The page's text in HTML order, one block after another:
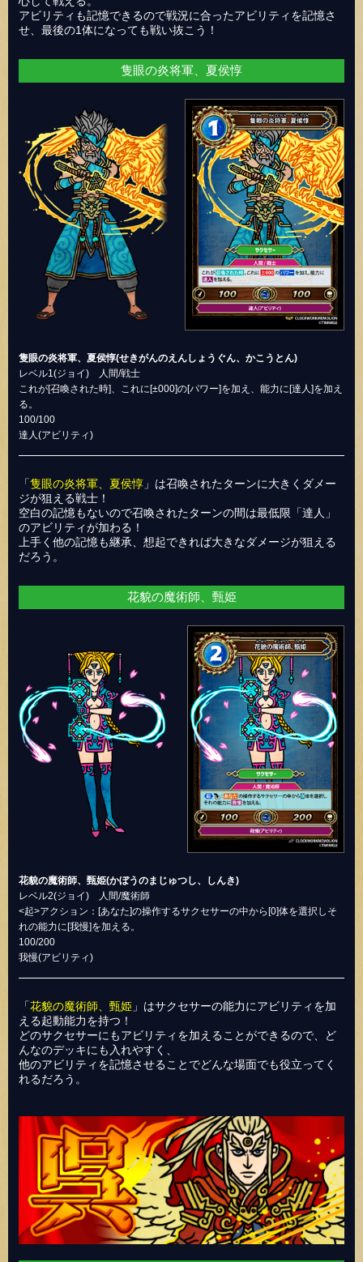
アビリティも記憶できるので戦況に合ったアビリティを記憶さ
せ、最後の1体になっても戦い抜こう！
隻眼の炎将軍、夏侯惇
隻眼の炎将軍、夏侯惇(せきがんのえんしょうぐん、かこうとん)
レベル1(ジョイ) 人間/戦士
これが[召喚された時]、これに[±000]の[パワー]を加え、能力に[達人]を加え
る。
100/100
達人(アビリティ)
「隻眼の炎将軍、夏侯惇 」は召喚されたターンに大きくダメー
ジが狙える戦士！
空白の記憶もないので召喚されたターンの間は最低限「達人」
のアビリティが加わる！
上手く他の記憶も継承、想起できれば大きなダメージが狙える
だろう。
花貌の魔術師、甄姫
花貌の魔術師、甄姫(かぼうのまじゅつし、しんき)
レベル2(ジョイ) 人間/魔術師
<起>アクション：[あなた]の操作するサクセサーの中から[0]体を選択しそ
れの能力に[我慢]を加える。
100/200
我慢(アビリティ)
「花貌の魔術師、甄姫 」はサクセサーの能力にアビリティを加
える起動能力を持つ！
どのサクセサーにもアビリティを加えることができるので、ど
んなのデッキにも入れやすく、
他のアビリティを記憶させることでどんな場面でも役立ってく
れるだろう。